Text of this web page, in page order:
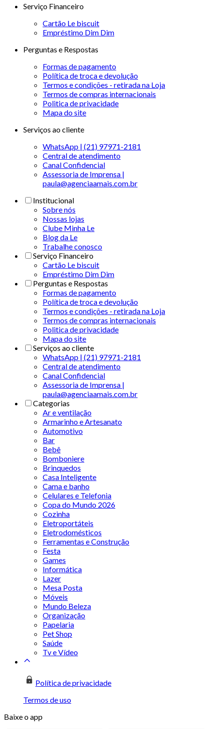
Serviço Financeiro
Cartão Le biscuit
Empréstimo Dim Dim
Perguntas e Respostas
Formas de pagamento
Política de troca e devolução
Termos e condições - retirada na Loja
Termos de compras internacionais
Politica de privacidade
Mapa do site
Serviços ao cliente
WhatsApp | (21) 97971-2181
Central de atendimento
Canal Confidencial
Assessoria de Imprensa |
paula@agenciaamais.com.br
Institucional
Sobre nós
Nossas lojas
Clube Minha Le
Blog da Le
Trabalhe conosco
Serviço Financeiro
Cartão Le biscuit
Empréstimo Dim Dim
Perguntas e Respostas
Formas de pagamento
Política de troca e devolução
Termos e condições - retirada na Loja
Termos de compras internacionais
Politica de privacidade
Mapa do site
Serviços ao cliente
WhatsApp | (21) 97971-2181
Central de atendimento
Canal Confidencial
Assessoria de Imprensa |
paula@agenciaamais.com.br
Categorias
Ar e ventilação
Armarinho e Artesanato
Automotivo
Bar
Bebê
Bomboniere
Brinquedos
Casa Inteligente
Cama e banho
Celulares e Telefonia
Copa do Mundo 2026
Cozinha
Eletroportáteis
Eletrodomésticos
Ferramentas e Construção
Festa
Games
Informática
Lazer
Mesa Posta
Móveis
Mundo Beleza
Organização
Papelaria
Pet Shop
Saúde
Tv e Vídeo
Política de privacidade
Termos de uso
Baixe o app